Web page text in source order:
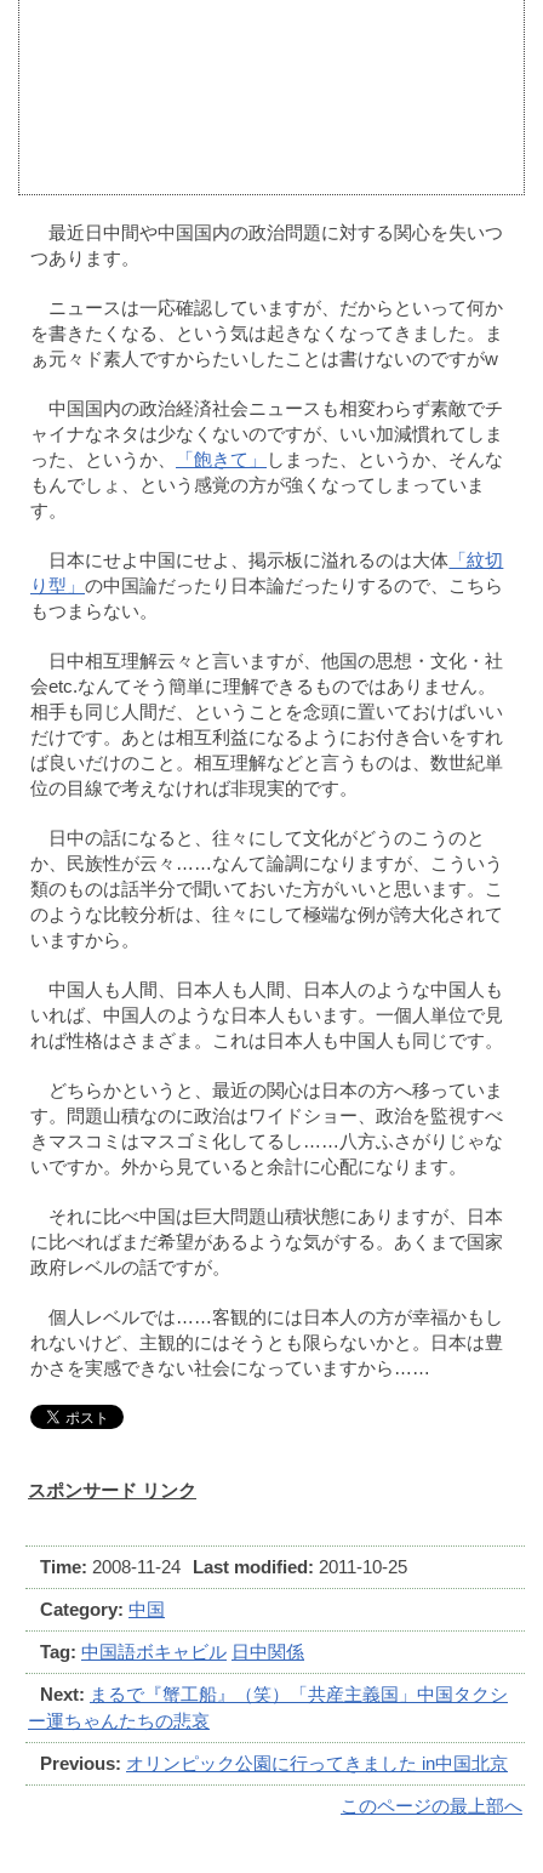
最近日中間や中国国内の政治問題に対する関心を失いつ
つあります。
ニュースは一応確認していますが、だからといって何か
を書きたくなる、という気は起きなくなってきました。ま
ぁ元々ド素人ですからたいしたことは書けないのですがw
中国国内の政治経済社会ニュースも相変わらず素敵でチ
ャイナなネタは少なくないのですが、いい加減慣れてしま
った、というか、
「飽きて」
しまった、というか、そんな
もんでしょ、という感覚の方が強くなってしまっていま
す。
日本にせよ中国にせよ、掲示板に溢れるのは大体 「紋切
り型」 の中国論だったり日本論だったりするので、こちら
もつまらない。
日中相互理解云々と言いますが、他国の思想・文化・社
会etc.なんてそう簡単に理解できるものではありません。
相手も同じ人間だ、ということを念頭に置いておけばいい
だけです。あとは相互利益になるようにお付き合いをすれ
ば良いだけのこと。相互理解などと言うものは、数世紀単
位の目線で考えなければ非現実的です。
日中の話になると、往々にして文化がどうのこうのと
か、民族性が云々……なんて論調になりますが、こういう
類のものは話半分で聞いておいた方がいいと思います。こ
のような比較分析は、往々にして極端な例が誇大化されて
いますから。
中国人も人間、日本人も人間、日本人のような中国人も
いれば、中国人のような日本人もいます。一個人単位で見
れば性格はさまざま。これは日本人も中国人も同じです。
どちらかというと、最近の関心は日本の方へ移っていま
す。問題山積なのに政治はワイドショー、政治を監視すべ
きマスコミはマスゴミ化してるし……八方ふさがりじゃな
いですか。外から見ていると余計に心配になります。
それに比べ中国は巨大問題山積状態にありますが、日本
に比べればまだ希望があるような気がする。あくまで国家
政府レベルの話ですが。
個人レベルでは……客観的には日本人の方が幸福かもし
れないけど、主観的にはそうとも限らないかと。日本は豊
かさを実感できない社会になっていますから……
スポンサード リンク
Time: 2008-11-24 Last modified: 2011-10-25
Category: 中国
Tag: 中国語ボキャビル 日中関係
Next: まるで『蟹工船』（笑）「共産主義国」中国タクシ
ー運ちゃんたちの悲哀
Previous: オリンピック公園に行ってきました in中国北京
このページの最上部へ